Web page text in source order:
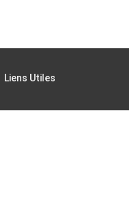
Liens Utiles